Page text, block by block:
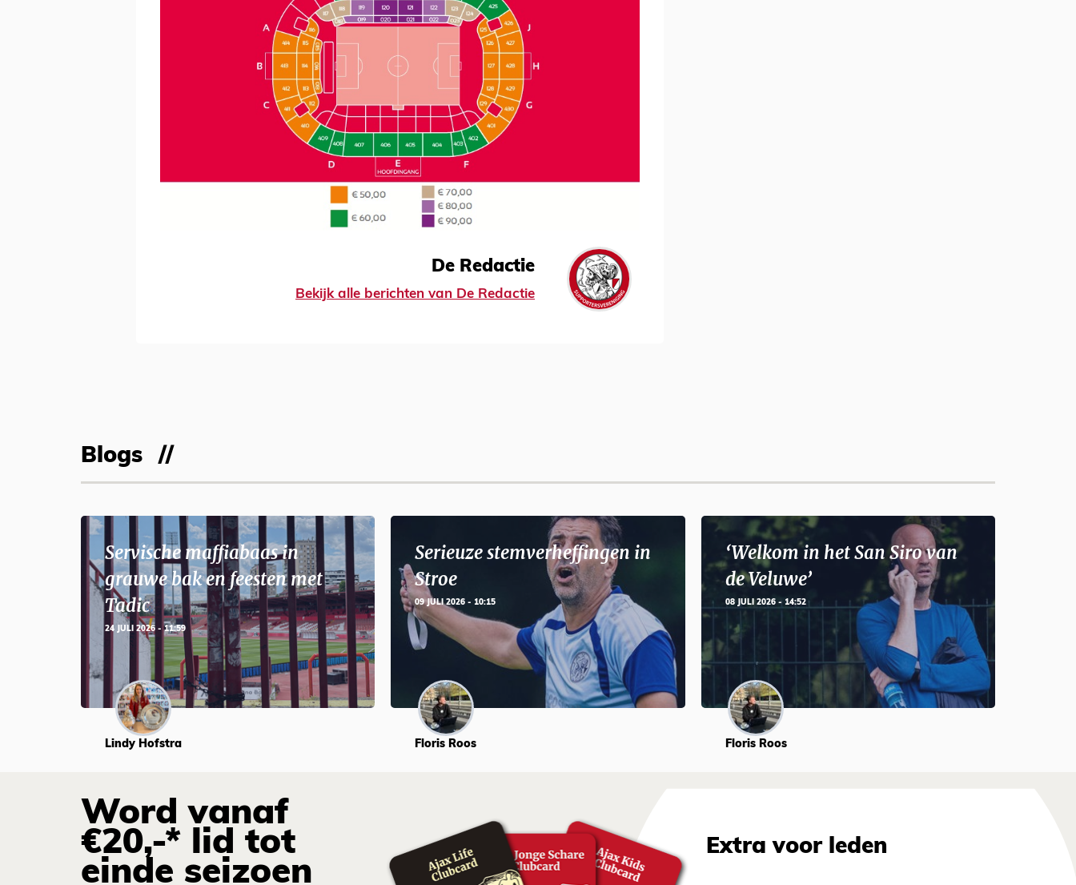
De Redactie
Bekijk alle berichten van De Redactie
Blogs
Servische maffiabaas in
grauwe bak en feesten met
Tadic
24 JULI 2026 - 11:59
Lindy Hofstra
Serieuze stemverheffingen in
Stroe
09 JULI 2026 - 10:15
Floris Roos
‘Welkom in het San Siro van
de Veluwe’
08 JULI 2026 - 14:52
Floris Roos
Word vanaf
€20,-* lid tot
einde seizoen
Extra voor leden